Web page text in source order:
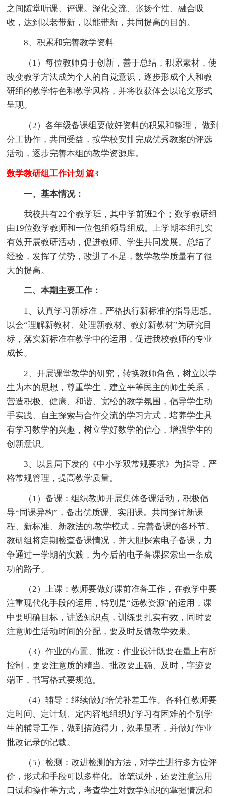
之间随堂听课、评课。深化交流、张扬个性、融合吸
收，达到以老带新，以能带新，共同提高的目的。
8、积累和完善教学资料
（1）每位教师勇于创新，善于总结，积累素材，使
改变教学方法成为个人的自觉意识，逐步形成个人和教
研组的教学特色和教学风格，并将收获体会以论文形式
呈现。
（2）各年级备课组要做好资料的积累和整理， 做到
分工协作，共同受益，按学校安排完成优秀教案的评选
活动，逐步完善本组的教学资源库。
数学教研组工作计划 篇3
一、基本情况：
我校共有22个教学班，其中学前班2个；数学教研组
由19位数学教师和一位包组领导组成。上学期本组扎实
有效开展教研活动，促进教师、学生共同发展。总结了
经验，发挥了优势，改进了不足，数学教学质量有了很
大的提高。
二、本期主要工作：
1、认真学习新标准，严格执行新标准的指导思想。
以会“理解新教材、处理新教材、教好新教材”为研究目
标，落实新标准在教学中的运用，促进我校教师的专业
成长。
2、开展课堂教学的研究，转换教师角色，树立以学
生为本的思想，尊重学生，建立平等民主的师生关系，
营造积极、健康、和谐、宽松的教学氛围，倡导学生动
手实践、自主探索与合作交流的学习方式，培养学生具
有学习数学的兴趣，树立学好数学的信心，增强学生的
创新意识。
3、以县局下发的《中小学双常规要求》为指导，严
格常规管理，提高教学质量。
（1）备课：组织教师开展集体备课活动，积极倡
导“同课异构”，备出优质课、实用课。共同探讨新课
程、新标准、新教法的.教学模式，完善备课的各环节。
教研组将定期检查备课情况，并大胆探索电子备课，力
争通过一学期的实践，为今后的电子备课探索出一条成
功的路子。
（2）上课：教师要做好课前准备工作，在教学中要
注重现代化手段的运用，特别是“远教资源”的运用，课
中要明确目标，讲透知识点，训练要扎实有效，同时要
注意师生活动时间的分配，要及时反馈教学效果。
（3）作业的布置、批改：作业设计既要在量上有所
控制，更要注意质的精当。批改要正确、及时，字迹要
端正，书写格式要规范。
（4）辅导：继续做好培优补差工作。各科任教师要
定时间、定计划、定内容地组织好学习有困难的个别学
生的辅导工作，做到措施得力，效果显著，并做好作业
批改记录的记载。
（5）检测：改进检测的方法，对学生进行多方位评
价，形式和手段可以多样化。除笔试外，还要注意运用
口试和操作等方式，考查学生对数学知识的掌握情况和